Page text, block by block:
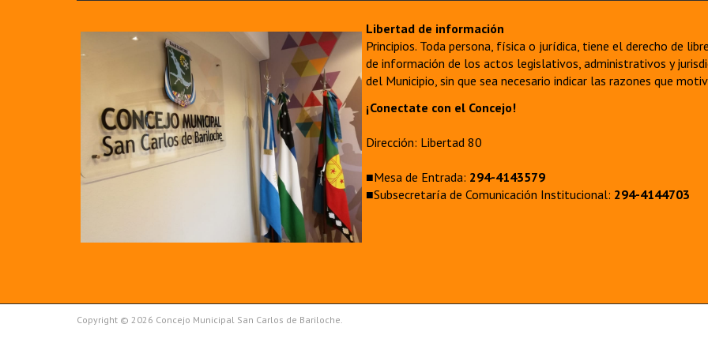
Libertad de información
Principios. Toda persona, física o jurídica, tiene el derecho de
de información de los actos legislativos, administrativos y
del Municipio, sin que sea necesario indicar las razones que
¡Conectate con el Concejo!
Dirección: Libertad 80
■Mesa de Entrada: 294-4143579
■Subsecretaría de Comunicación Institucional: 294-4144703
Copyright © 2026 Concejo Municipal San Carlos de Bariloche.